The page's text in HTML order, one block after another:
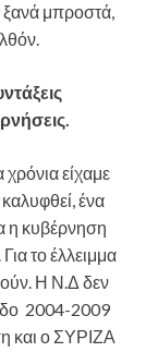
ξανά μπροστά,
είχαμε
ένα
η κυβέρνηση
το έλλειμμα
Η Ν.Δ δεν
2004-2009
και ο ΣΥΡΙΖΑ